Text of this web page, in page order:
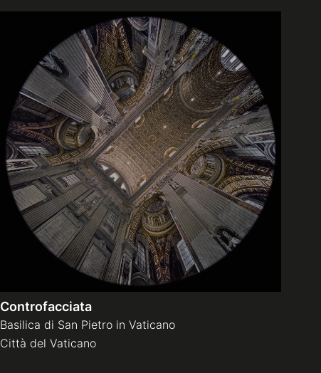
Controfacciata
Basilica di San Pietro in Vaticano
Città del Vaticano